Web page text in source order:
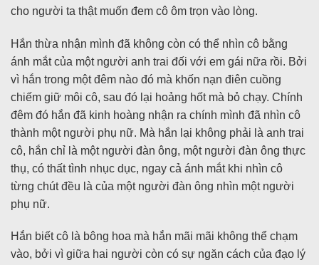
cho người ta thật muốn đem cô ôm trọn vào lòng.
Hắn thừa nhận mình đã không còn có thể nhìn cô bằng
ánh mắt của một người anh trai đối với em gái nữa rồi. Bởi
vì hắn trong một đêm nào đó mà khốn nạn điên cuồng
chiếm giữ môi cô, sau đó lại hoảng hốt mà bỏ chạy. Chính
đêm đó hắn đã kinh hoàng nhận ra chính mình đã nhìn cô
thành một người phụ nữ. Mà hắn lại không phải là anh trai
cô, hắn chỉ là một người đàn ông, một người đàn ông thực
thụ, có thất tình nhục dục, ngay cả ánh mắt khi nhìn cô
từng chút đều là của một người đàn ông nhìn một người
phụ nữ.
Hắn biết cô là bông hoa mà hắn mãi mãi không thể chạm
vào, bởi vì giữa hai người còn có sự ngăn cách của đạo lý